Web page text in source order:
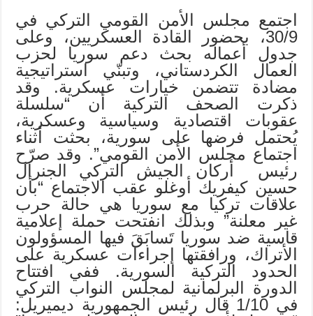
اجتمع مجلس الأمن القومي التركي في
30/9، بحضور القادة العسكريين، وعلى
جدول أعماله بحث دعم سوريا لحزب
العمال الكردستاني، وتبنّي استراتيجية
مضادة تتضمن خيارات عسكرية. وقد
ذكرت الصحف التركية أن “سلسلة
عقوبات اقتصادية وسياسية وعسكرية،
يُحتمل فرضها على سورية، بحثت أثناء
اجتماع مجلس الأمن القومي”. وقد صرّح
رئيس أركان الجيش التركي الجنرال
حسين كيفريك أوغلو عقب الاجتماع “بأن
علاقات تركيا مع سوريا هي حالة حرب
غير معلنة” وبذلك انفتحت حملة إعلامية
قاسية ضد سوريا تَسابَقَ فيها المسؤولون
الأتراك، ورافقتها إجراءات عسكرية على
الحدود التركية السورية. ففي افتتاح
الدورة البرلمانية لمجلس النواب التركي
في 1/10 قال رئيس الجمهورية ديميريل: